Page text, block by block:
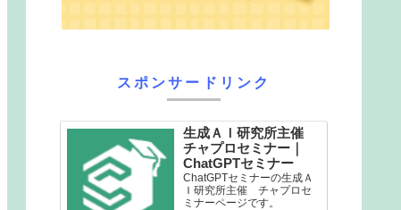
スポンサードリンク
生成ＡＩ研究所主催
チャプロセミナー｜
ChatGPTセミナー
ChatGPTセミナーの生成Ａ
Ｉ研究所主催 チャプロセ
ミナーページです。